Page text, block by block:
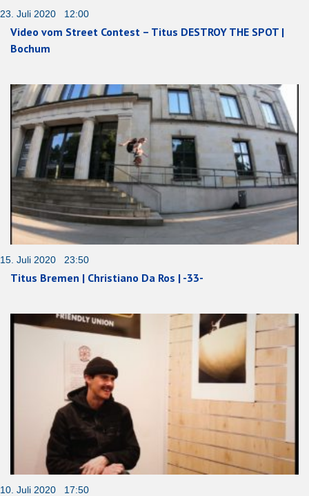
23. Juli 2020 12:00
Video vom Street Contest – Titus DESTROY THE SPOT |
Bochum
15. Juli 2020 23:50
Titus Bremen | Christiano Da Ros | -33-
10. Juli 2020 17:50